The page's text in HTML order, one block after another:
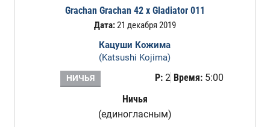
Grachan Grachan 42 x Gladiator 011
Дата:21 декабря 2019
Кацуши Кожима
(Katsushi Kojima)
НИЧЬЯ Р:2 Время:5:00
Ничья
(единогласным)